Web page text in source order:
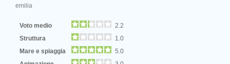
emilia
Voto medio
2.2
Struttura
1.0
Mare e spiaggia
5.0